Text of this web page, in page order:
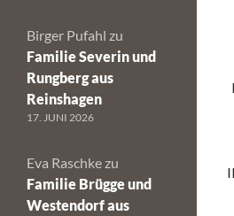
Birger Pufahl zu
Familie Severin und
Rungberg aus
Reinshagen
17. JUNI 2026
Eva Raschke zu
Familie Brügge und
Westendorf aus